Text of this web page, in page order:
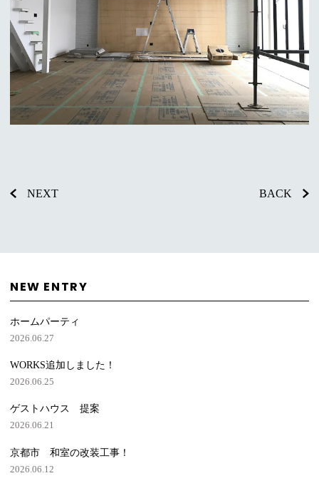
NEXT BACK
NEW ENTRY
ホームパーティ
2026.06.27
WORKS追加しました！
2026.06.25
ゲストハウス 提案
2026.06.21
京都市 和室の改装工事！
2026.06.12